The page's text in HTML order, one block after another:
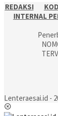
REDAKSI
INTERNAL
Lenteraesai.id -